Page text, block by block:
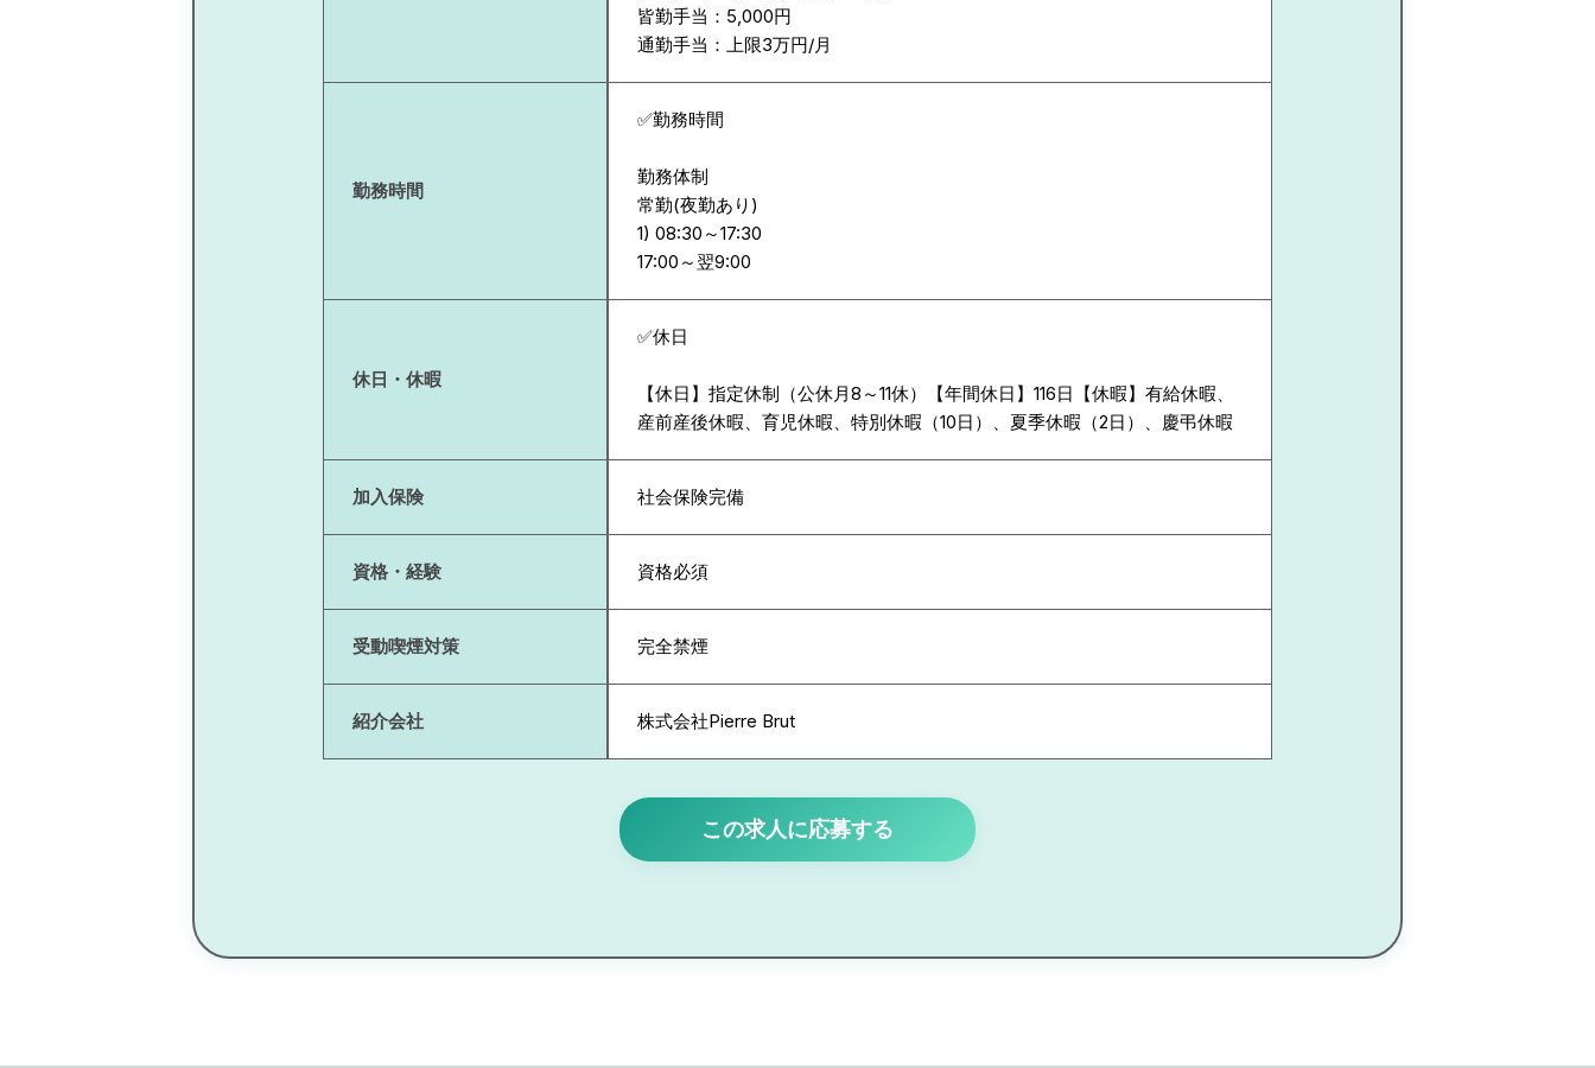
皆勤手当：5,000円
通勤手当：上限3万円/月
勤務時間
✅勤務時間
勤務体制
常勤(夜勤あり)
1) 08:30～17:30
休日・休暇
✅休日
【休日】指定休制（公休月8～11休）【年間休日】116日【休暇】有給休暇、
産前産後休暇、育児休暇、特別休暇（10日）、夏季休暇（2日）、慶弔休暇
加入保険 社会保険完備
資格・経験 資格必須
受動喫煙対策 完全禁煙
紹介会社 株式会社Pierre Brut
この求人に応募する